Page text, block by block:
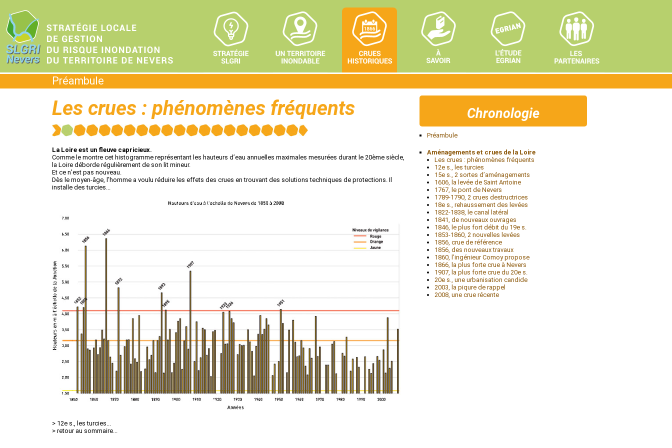
Préambule
Les crues : phénomènes fréquents
La Loire est un fleuve capricieux.
Comme le montre cet histogramme représentant les hauteurs d’eau annuelles maximales mesurées durant le 20ème siècle,
la Loire déborde régulièrement de son lit mineur.
Et ce n’est pas nouveau.
Dès le moyen-âge, l’homme a voulu réduire les effets des crues en trouvant des solutions techniques de protections. Il
installe des turcies...
> 12e s., les turcies...
> retour au sommaire...
Chronologie
Préambule
Aménagements et crues de la Loire
Les crues : phénomènes fréquents
12e s., les turcies
15e s., 2 sortes d’aménagements
1606, la levée de Saint Antoine
1767, le pont de Nevers
1789-1790, 2 crues destructrices
18e s., rehaussement des levées
1822-1838, le canal latéral
1841, de nouveaux ouvrages
1846, le plus fort débit du 19e s.
1853-1860, 2 nouvelles levées
1856, crue de référence
1856, des nouveaux travaux
1860, l’ingénieur Comoy propose
1866, la plus forte crue à Nevers
1907, la plus forte crue du 20e s.
20e s., une urbanisation candide
2003, la piqure de rappel
2008, une crue récente